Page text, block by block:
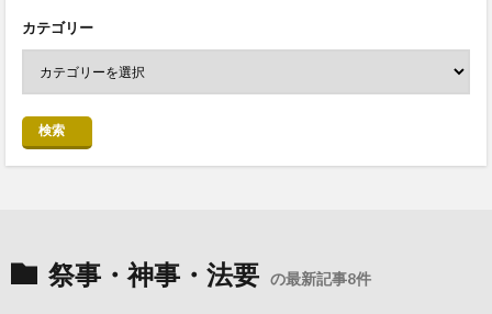
カテゴリー
検索
祭事・神事・法要 の最新記事8件